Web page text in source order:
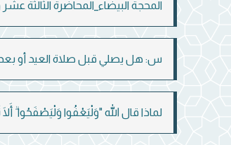
المحجة البيضاء_المحاضرة الثالثة
س: هل يصلي قبل صلاة العيد أو
لماذا قال الله "وَلْيَعْفُوا وَلْيَصْفَحُوا